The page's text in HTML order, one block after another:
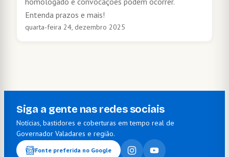
Entenda prazos e mais!
quarta-feira 24, dezembro 2025
Siga a gente nas redes sociais
Notícias, bastidores e coberturas em tempo real de
Governador Valadares e região.
Fonte preferida no Google